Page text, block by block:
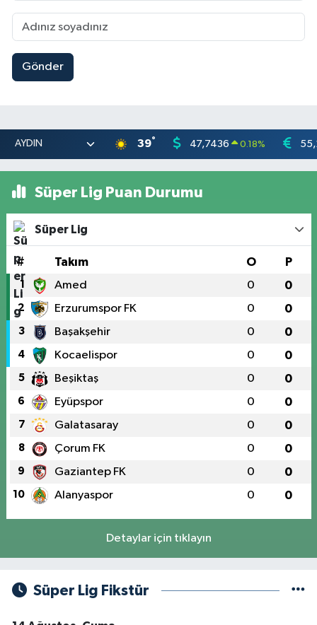
Gönder
39° 47,7436 0.18%
Süper Lig Puan Durumu
Süper Lig
# Takım O P
1 Amed 0 0
2 Erzurumspor FK 0 0
3 Başakşehir 0 0
4 Kocaelispor 0 0
5 Beşiktaş 0 0
6 Eyüpspor 0 0
7 Galatasaray 0 0
8 Çorum FK 0 0
9 Gaziantep FK 0 0
10 Alanyaspor 0 0
Detaylar için tıklayın
Süper Lig Fikstür